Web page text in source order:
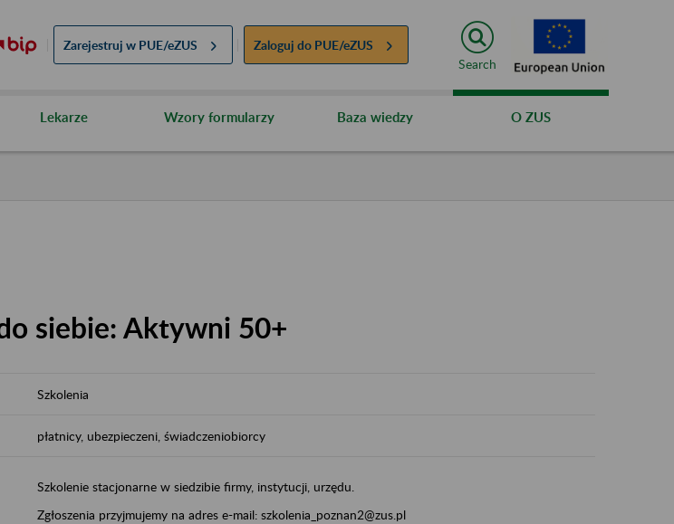
Zarejestruj w PUE/eZUS Zaloguj do PUE/eZUS
Search
Lekarze Wzory formularzy Baza wiedzy O ZUS
siebie: Aktywni 50+
Szkolenia
płatnicy, ubezpieczeni, świadczeniobiorcy
Szkolenie stacjonarne w siedzibie firmy, instytucji, urzędu.
Zgłoszenia przyjmujemy na adres e-mail: szkolenia_poznan2@zus.pl